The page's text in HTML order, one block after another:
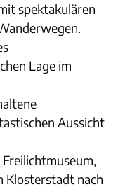
spektakulären
Lage im
Aussicht
Klosterstadt nach